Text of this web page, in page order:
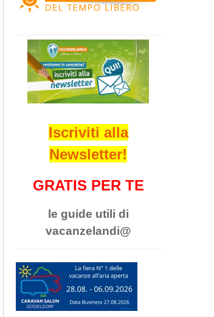
Iscriviti alla
Newsletter!
GRATIS PER TE
le guide utili di
vacanzelandi@